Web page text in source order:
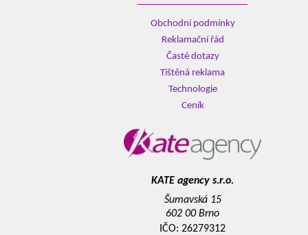
Obchodní podmínky
Reklamační řád
Časté dotazy
Tištěná reklama
Technologie
Ceník
KATE agency s.r.o.
Šumavská 15
602 00 Brno
IČO: 26279312